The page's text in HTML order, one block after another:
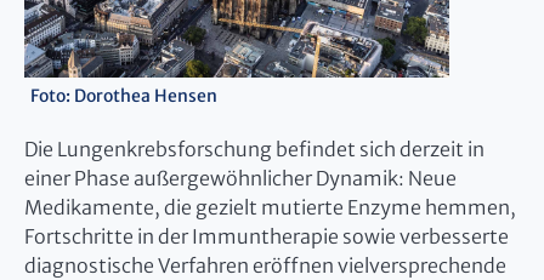
Foto: Dorothea Hensen
Die Lungenkrebsforschung befindet sich derzeit in
einer Phase außergewöhnlicher Dynamik: Neue
Medikamente, die gezielt mutierte Enzyme hemmen,
Fortschritte in der Immuntherapie sowie verbesserte
diagnostische Verfahren eröffnen vielversprechende